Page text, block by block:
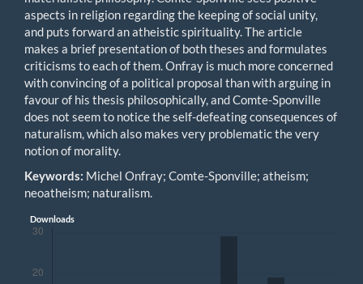
aspects in religion regarding the keeping of social unity,
and puts forward an atheistic spirituality. The article
makes a brief presentation of both theses and formulates
criticisms to each of them. Onfray is much more concerned
with convincing of a political proposal than with arguing in
favour of his thesis philosophically, and Comte-Sponville
does not seem to notice the self-defeating consequences of
naturalism, which also makes very problematic the very
notion of morality.
Keywords: Michel Onfray; Comte-Sponville; atheism;
neoatheism; naturalism.
Downloads